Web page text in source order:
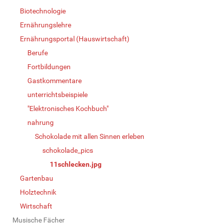
Biotechnologie
Ernährungslehre
Ernährungsportal (Hauswirtschaft)
Berufe
Fortbildungen
Gastkommentare
unterrichtsbeispiele
"Elektronisches Kochbuch"
nahrung
Schokolade mit allen Sinnen erleben
schokolade_pics
11schlecken.jpg
Gartenbau
Holztechnik
Wirtschaft
Musische Fächer